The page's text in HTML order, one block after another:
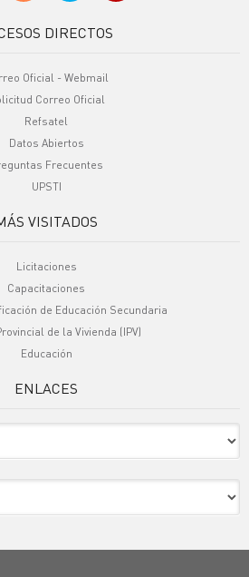
DIRECTOS
Oficial - Webmail
Correo Oficial
Refsatel
Datos Abiertos
Frecuentes
UPSTI
VISITADOS
Licitaciones
Capacitaciones
de Educación Secundaria
de la Vivienda (IPV)
Educación
ENLACES